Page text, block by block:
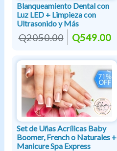
Blanqueamiento Dental con
Luz LED + Limpieza con
Ultrasonido y Más
Q2050.00 Q549.00
Set de Uñas Acrílicas Baby
Boomer, French o Naturales +
Manicure Spa Express